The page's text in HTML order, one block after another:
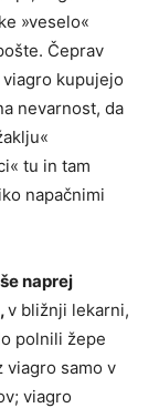
»veselo«
Čeprav
kupujejo
nevarnost, da
tu in tam
napačnimi
naprej
v bližnji lekarni,
polnili žepe
viagro samo v
viagro